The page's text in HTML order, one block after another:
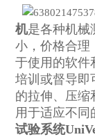
机是各种机械
小，价格合理
于使用的软件
培训或督导即
的拉伸、压缩
用于适应不
试验系统